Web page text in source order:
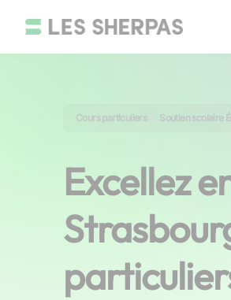
Cours particuliers Soutien scolaire
Excellez